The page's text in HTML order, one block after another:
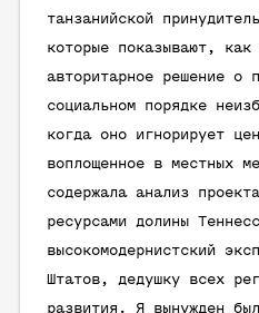
танзанийской
которые показывают, как
авторитарное решение о
социальном порядке
когда оно игнорирует
воплощенное в местных
содержала анализ
ресурсами долины
высокомодернистский
Штатов, дедушку всех
развития. Я вынужден